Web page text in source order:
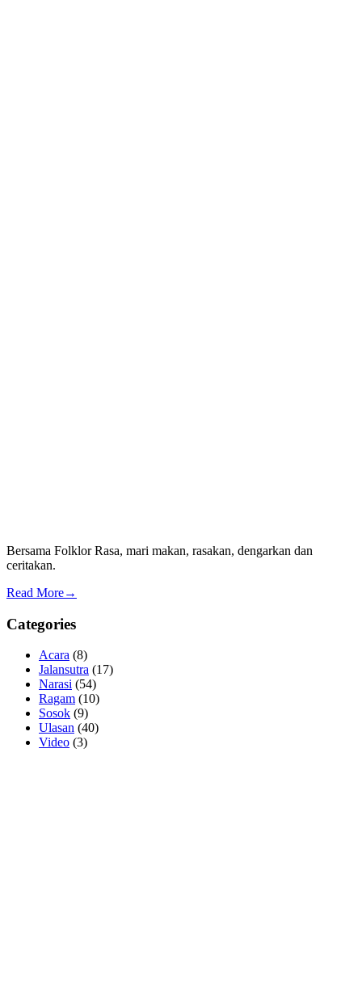
Bersama Folklor Rasa, mari makan, rasakan, dengarkan dan
ceritakan.
Read More→
Categories
Acara (8)
Jalansutra (17)
Narasi (54)
Ragam (10)
Sosok (9)
Ulasan (40)
Video (3)